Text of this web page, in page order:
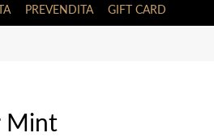
PREVENDITA GIFT CARD
Mint